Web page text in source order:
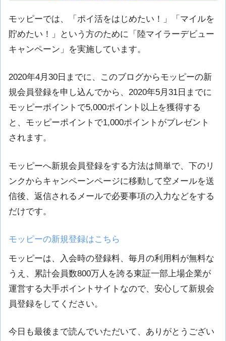
モッピーでは、「ポイ活をはじめたい！」「マイルを
貯めたい！」という方のために「陸マイラーデビュー
キャンペーン」を実施しています。
2020年4月30日までに、このブログからモッピーの新
規会員登録を申し込んでから、2020年5月31日までに
モッピーポイントで5,000ポイント以上を獲得する
と、モッピーポイントで1,000ポイントがプレゼント
されます。
モッピーへ新規会員登録をする方法は簡単で、下のリ
ンクからキャンペーンページに移動して空メールを送
信後、返信されるメールで必要事項の入力などをする
だけです。
モッピーの新規登録はこちら
モッピーは、入会時の登録料、毎月の利用料が無料な
うえ、累計会員数800万人を誇る東証一部上場企業が
運営する大手ポイントサイトなので、安心して新規会
員登録をしてください。
今日も最後まで読んでいただいて、ありがとうござい